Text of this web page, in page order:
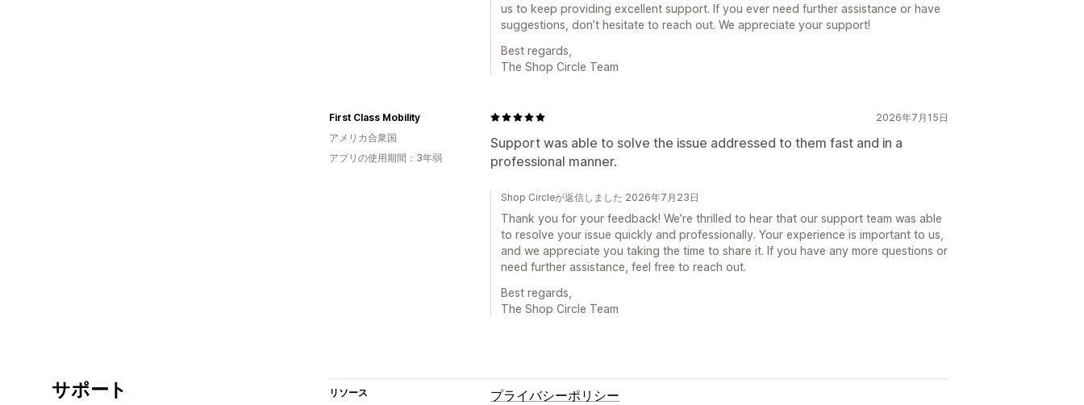
us to keep providing excellent support. If you ever need further assistance or have
suggestions, don’t hesitate to reach out. We appreciate your support!
Best regards,
The Shop Circle Team
2026年7月15日
Support was able to solve the issue addressed to them fast and in a
professional manner.
First Class Mobility
アメリカ合衆国
アプリの使用期間：3年弱
Shop Circleが返信しました 2026年7月23日
Thank you for your feedback! We’re thrilled to hear that our support team was able
to resolve your issue quickly and professionally. Your experience is important to us,
and we appreciate you taking the time to share it. If you have any more questions or
need further assistance, feel free to reach out.
Best regards,
The Shop Circle Team
サポート リソース
プライバシーポリシー